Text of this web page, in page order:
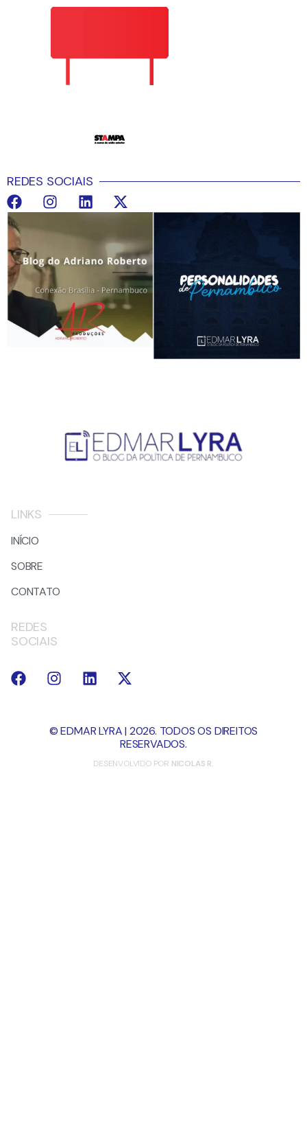
REDES SOCIAIS
LINKS
INÍCIO
SOBRE
CONTATO
REDES
SOCIAIS
© EDMAR LYRA | 2026. TODOS OS DIREITOS
RESERVADOS.
DESENVOLVIDO POR NICOLAS R.